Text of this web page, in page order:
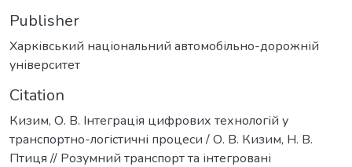
Publisher
Харківський національний автомобільно-дорожній
університет
Citation
Кизим, О. В. Інтеграція цифрових технологій у
транспортно-логістичні процеси / О. В. Кизим, Н. В.
Птиця // Розумний транспорт та інтегровані